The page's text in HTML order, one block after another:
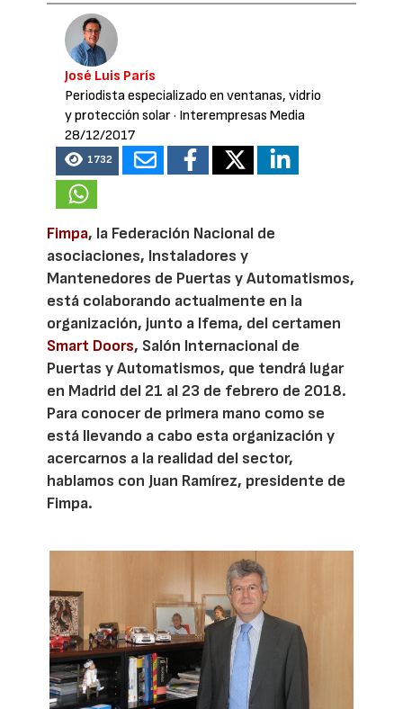
José Luis París
Periodista especializado en ventanas, vidrio
y protección solar · Interempresas Media
28/12/2017
1732
Fimpa, la Federación Nacional de
asociaciones, Instaladores y
Mantenedores de Puertas y Automatismos,
está colaborando actualmente en la
organización, junto a Ifema, del certamen
Smart Doors, Salón Internacional de
Puertas y Automatismos, que tendrá lugar
en Madrid del 21 al 23 de febrero de 2018.
Para conocer de primera mano como se
está llevando a cabo esta organización y
acercarnos a la realidad del sector,
hablamos con Juan Ramírez, presidente de
Fimpa.